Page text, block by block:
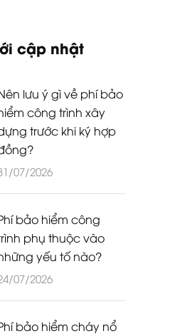
cập nhật
lưu ý gì về phí bảo
công trình xây
trước khi ký hợp
07/2026
bảo hiểm công
phụ thuộc vào
yếu tố nào?
07/2026
bảo hiểm cháy nổ